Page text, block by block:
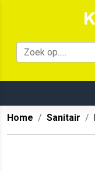
Home Sanitair